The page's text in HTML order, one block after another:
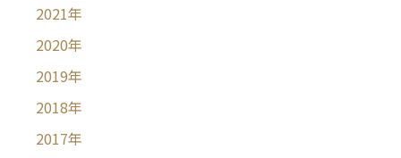
2021年
2020年
2019年
2018年
2017年